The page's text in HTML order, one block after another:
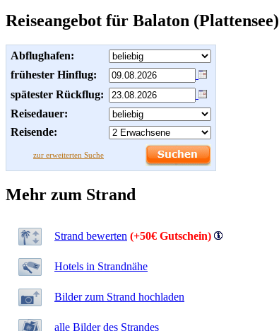
Reiseangebot für Balaton (Plattensee)
Abflughafen:
frühester Hinflug:
spätester Rückflug:
Reisedauer:
Reisende:
zur erweiterten Suche
Mehr zum Strand
Strand bewerten (+50€ Gutschein)
Hotels in Strandnähe
Bilder zum Strand hochladen
alle Bilder des Strandes